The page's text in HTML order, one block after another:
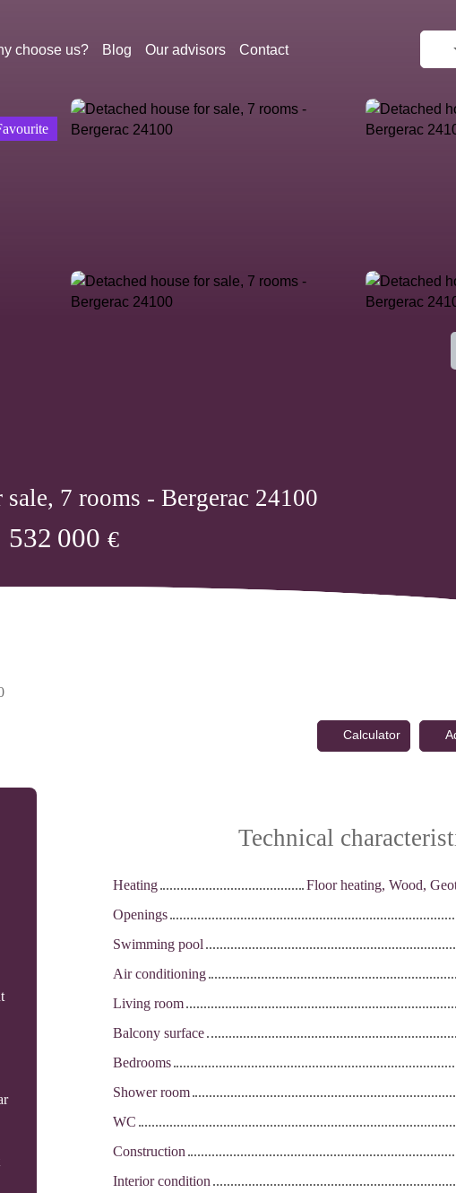
choose us? Blog Our advisors Contact
7 rooms - Bergerac 24100
532 000 €
Calculator
Technical
Heating
Floor heating, Wood,
Openings
Swimming pool
Air conditioning
Living room
Balcony surface
Bedrooms
Shower room
WC
Construction
Interior condition